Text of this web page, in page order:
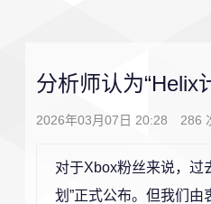
分析师认为“Helix
2026年03月07日 20:28 286
对于Xbox粉丝来说，过
划”正式公布。但我们由